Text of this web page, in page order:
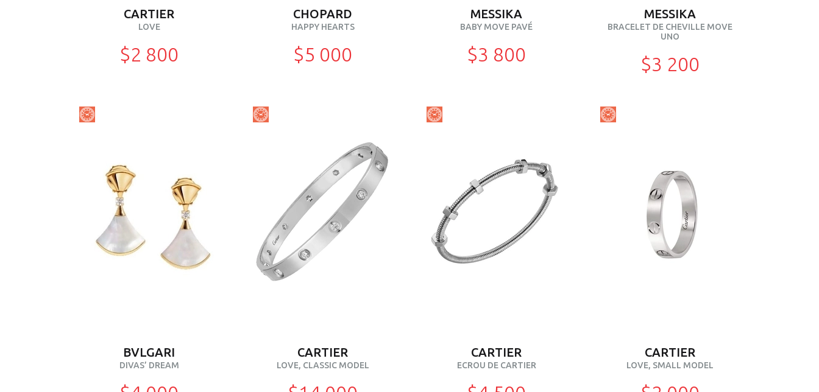
CARTIER
LOVE
$2 800
CHOPARD
HAPPY HEARTS
$5 000
MESSIKA
BABY MOVE PAVÉ
$3 800
MESSIKA
BRACELET DE CHEVILLE MOVE
UNO
$3 200
BVLGARI
DIVAS’ DREAM
CARTIER
LOVE, CLASSIC MODEL
CARTIER
ECROU DE CARTIER
CARTIER
LOVE, SMALL MODEL